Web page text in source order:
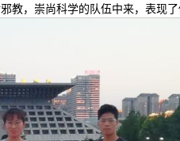
，崇尚科学的队伍中来，表现